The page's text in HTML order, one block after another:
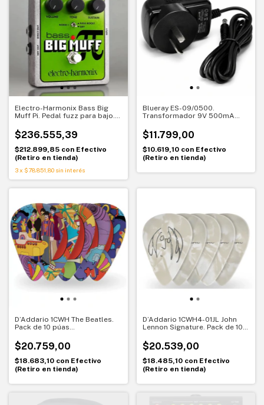
Electro-Harmonix Bass Big
Muff Pi. Pedal fuzz para bajo.
$236.555,39
$212.899,85 con Efectivo
(Retiro en tienda)
3x $78.851,80 sin interés
Blueray ES-09/0500.
Transformador 9V 500mA
$11.799,00
$10.619,10 con Efectivo
(Retiro en tienda)
D’Addario 1CWH The Beatles.
Pack de 10 púas
Anniversary yellow submarine
$20.759,00
$18.683,10 con Efectivo
(Retiro en tienda)
D’Addario 1CWH4-01JL John
Lennon Signature. Pack de 10
$20.539,00
$18.485,10 con Efectivo
(Retiro en tienda)